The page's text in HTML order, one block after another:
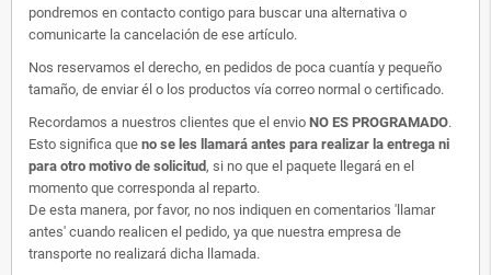
pondremos en contacto contigo para buscar una alternativa o
comunicarte la cancelación de ese artículo.
Nos reservamos el derecho, en pedidos de poca cuantía y pequeño
tamaño, de enviar él o los productos vía correo normal o certificado.
Recordamos a nuestros clientes que el envio NO ES PROGRAMADO.
Esto significa que no se les llamará antes para realizar la entrega ni
para otro motivo de solicitud, si no que el paquete llegará en el
momento que corresponda al reparto.
De esta manera, por favor, no nos indiquen en comentarios 'llamar
antes' cuando realicen el pedido, ya que nuestra empresa de
transporte no realizará dicha llamada.